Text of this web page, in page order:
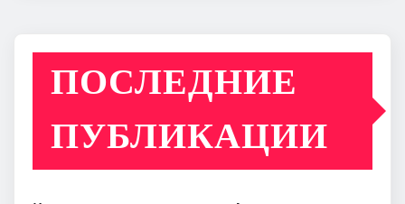
ПОСЛЕДНИЕ
ПУБЛИКАЦИИ